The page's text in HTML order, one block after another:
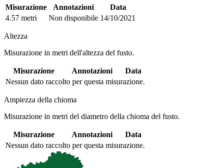
Misurazione Annotazioni
Data
4.57 metri
Non disponibile 14/10/2021
Altezza
Misurazione in metri dell'altezza del fusto.
Misurazione Annotazioni
Data
Nessun dato raccolto per questa misurazione.
Ampiezza della chioma
Misurazione in metri del diametro della chioma del fusto.
Misurazione Annotazioni
Data
Nessun dato raccolto per questa misurazione.